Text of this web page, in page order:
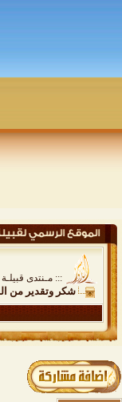
::: مـنتدى
شكر وتقدير من